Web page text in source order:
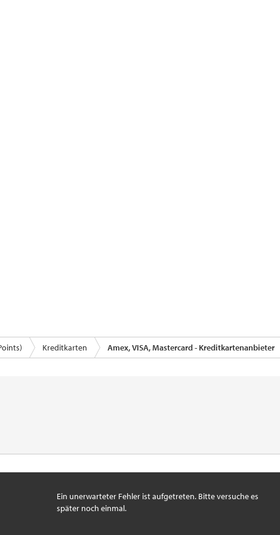
Kreditkarten Amex, VISA, Mastercard - Kreditkartenanbieter
Ein unerwarteter Fehler ist aufgetreten. Bitte versuche es
später noch einmal.